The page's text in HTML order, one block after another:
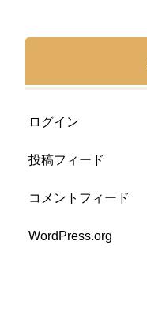
ログイン
投稿フィード
コメントフィード
WordPress.org